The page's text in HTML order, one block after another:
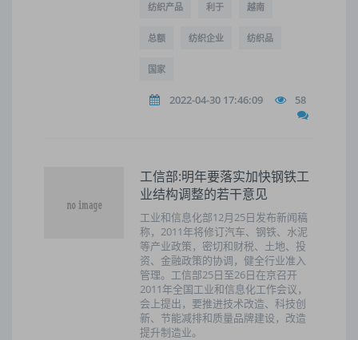
纺织产品 利于 越南
总额 纺织企业 纺织品
国家
2022-04-30 17:46:09 58
工信部:明年要落实加快钢铁工
业结构调整的若干意见
工业和信息化部12月25日发布新闻稿
称，2011年将修订汽车、钢铁、水泥
等产业政策，密切和财税、土地、投
资、金融政策的协调，健全行业准入
管理。工信部25日至26日在京召开
2011年全国工业和信息化工作会议，
会上提出，要推进技术改造、科技创
新、节能减排和质量品牌建设，改造
提升制造业。